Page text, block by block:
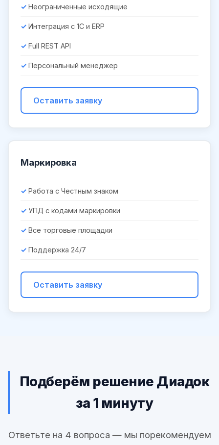
Неограниченные исходящие
Интеграция с 1С и ERP
Full REST API
Персональный менеджер
Оставить заявку
Маркировка
Работа с Честным знаком
УПД с кодами маркировки
Все торговые площадки
Поддержка 24/7
Оставить заявку
Подберём решение Диадок
за 1 минуту
Ответьте на 4 вопроса — мы порекомендуем